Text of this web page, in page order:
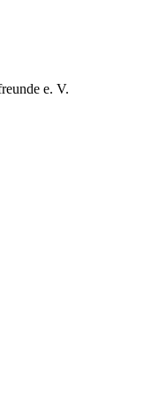
e. V.